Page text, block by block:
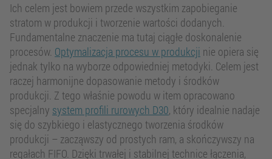
Ich celem jest bowiem przede wszystkim zapobieganie
stratom w produkcji i tworzenie wartości dodanych.
Fundamentalne znaczenie ma tutaj ciągłe doskonalenie
procesów. Optymalizacja procesu w produkcji nie opiera się
jednak tylko na wyborze odpowiedniej metodyki. Celem jest
raczej harmonijne dopasowanie metody i środków
produkcji. Z tego właśnie powodu w item opracowano
specjalny system profili rurowych D30, który idealnie nadaje
się do szybkiego i elastycznego tworzenia środków
produkcji – zacząwszy od prostych ram, a skończywszy na
regałach FIFO. Dzięki trwałej i stabilnej technice łączenia,